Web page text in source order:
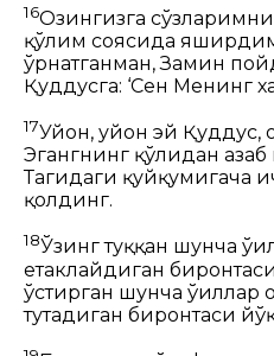
16Оғзингизга
қўлим соясида
ўрнатганман,Замин
Қуддусга: ‘Сен Менинг
17Уйғон, уйғон эй Қуддус,
Эгангнинг қўлидан
Тагидаги қуйқумигача
қолдинг.
18Ўзинг туққан шунча
етаклайдиган
ўстирган шунча ўғиллар
тутадиган биронтаси